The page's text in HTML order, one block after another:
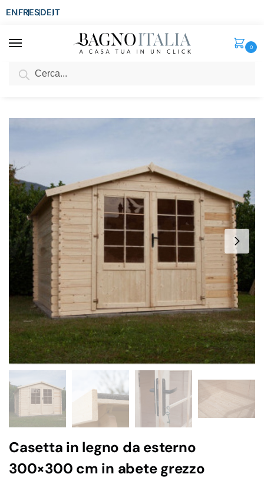
ENFRESDEIT
0
SCONTO del 3%
Casetta in legno da esterno
300×300 cm in abete grezzo